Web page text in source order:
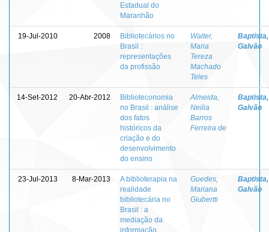
Estadual do
Maranhão
19-Jul-2010 2008
Bibliotecários no
Brasil :
representações
da profissão
Walter,
Maria
Tereza
Machado
Teles
Galvão
14-Set-2012 20-Abr-2012
Biblioteconomia
no Brasil : análise
dos fatos
históricos da
criação e do
desenvolvimento
do ensino
Almeida,
Neilia
Barros
Ferreira de
Galvão
23-Jul-2013 8-Mar-2013
A biblioterapia na
realidade
bibliotecária no
Brasil : a
mediação da
informação
Guedes,
Mariana
Giubertti
Galvão